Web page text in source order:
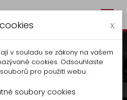
metálica
x
v souladu se zákony na vašem
cookies. Odsouhlaste
pro použití webu.
soubory cookies